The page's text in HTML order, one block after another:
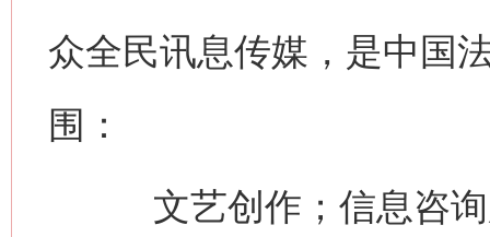
众全民讯息传媒，是中国
围：
文艺创作；信息咨询